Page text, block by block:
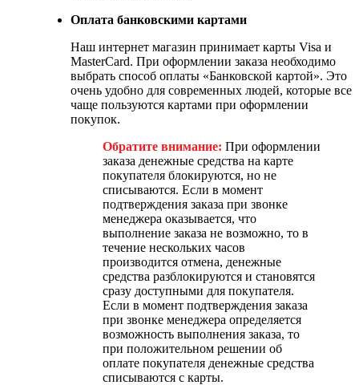
Оплата банковскими картами
Наш интернет магазин принимает карты Visa и
MasterCard. При оформлении заказа необходимо
выбрать способ оплаты «Банковской картой». Это
очень удобно для современных людей, которые все
чаще пользуются картами при оформлении
покупок.
Обратите внимание: При оформлении
заказа денежные средства на карте
покупателя блокируются, но не
списываются. Если в момент
подтверждения заказа при звонке
менеджера оказывается, что
выполнение заказа не возможно, то в
течение нескольких часов
производится отмена, денежные
средства разблокируются и становятся
сразу доступными для покупателя.
Если в момент подтверждения заказа
при звонке менеджера определяется
возможность выполнения заказа, то
при положительном решении об
оплате покупателя денежные средства
списываются с карты.